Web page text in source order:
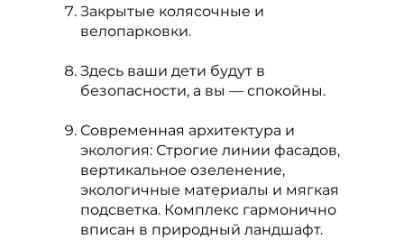
Закрытые колясочные и
велопарковки.
Здесь ваши дети будут в
безопасности, а вы — спокойны.
Современная архитектура и
экология: Строгие линии фасадов,
вертикальное озеленение,
экологичные материалы и мягкая
подсветка. Комплекс гармонично
вписан в природный ландшафт.